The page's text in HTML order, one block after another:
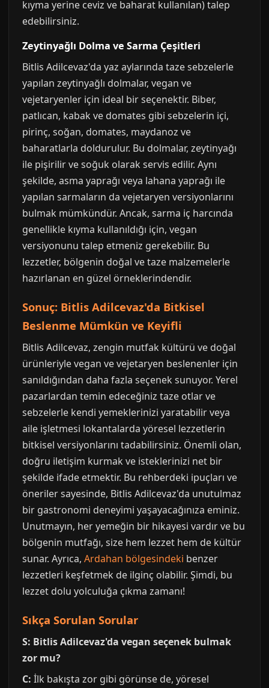
kıyma yerine ceviz ve baharat kullanılan) talep
edebilirsiniz.
Zeytinyağlı Dolma ve Sarma Çeşitleri
Bitlis Adilcevaz'da yaz aylarında taze sebzelerle
yapılan zeytinyağlı dolmalar, vegan ve
vejetaryenler için ideal bir seçenektir. Biber,
patlıcan, kabak ve domates gibi sebzelerin içi,
pirinç, soğan, domates, maydanoz ve
baharatlarla doldurulur. Bu dolmalar, zeytinyağı
ile pişirilir ve soğuk olarak servis edilir. Aynı
şekilde, asma yaprağı veya lahana yaprağı ile
yapılan sarmaların da vejetaryen versiyonlarını
bulmak mümkündür. Ancak, sarma iç harcında
genellikle kıyma kullanıldığı için, vegan
versiyonunu talep etmeniz gerekebilir. Bu
lezzetler, bölgenin doğal ve taze malzemelerle
hazırlanan en güzel örneklerindendir.
Sonuç: Bitlis Adilcevaz'da Bitkisel
Beslenme Mümkün ve Keyifli
Bitlis Adilcevaz, zengin mutfak kültürü ve doğal
ürünleriyle vegan ve vejetaryen beslenenler için
sanıldığından daha fazla seçenek sunuyor. Yerel
pazarlardan temin edeceğiniz taze otlar ve
sebzelerle kendi yemeklerinizi yaratabilir veya
aile işletmesi lokantalarda yöresel lezzetlerin
bitkisel versiyonlarını tadabilirsiniz. Önemli olan,
doğru iletişim kurmak ve isteklerinizi net bir
şekilde ifade etmektir. Bu rehberdeki ipuçları ve
öneriler sayesinde, Bitlis Adilcevaz'da unutulmaz
bir gastronomi deneyimi yaşayacağınıza eminiz.
Unutmayın, her yemeğin bir hikayesi vardır ve bu
bölgenin mutfağı, size hem lezzet hem de kültür
sunar. Ayrıca, Ardahan bölgesindeki benzer
lezzetleri keşfetmek de ilginç olabilir. Şimdi, bu
lezzet dolu yolculuğa çıkma zamanı!
Sıkça Sorulan Sorular
S: Bitlis Adilcevaz'da vegan seçenek bulmak
zor mu?
C: İlk bakışta zor gibi görünse de, yöresel